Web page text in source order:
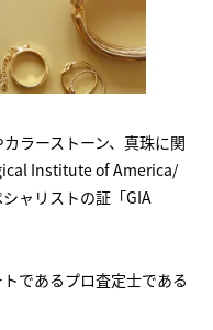
ラーストーン、真珠に関
Institute of America/
ャリストの証「GIA
であるプロ査定士である